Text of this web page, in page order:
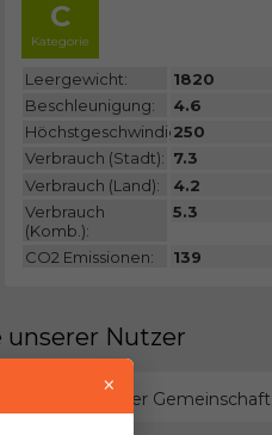
C
Kategorie
Leergewicht: 1820
Beschleunigung:
4.6
Höchstgeschwindigkeit:
250
Verbrauch (Stadt): 7.3
Verbrauch (Land):
4.2
Verbrauch
(Komb.):
5.3
CO2 Emissionen: 139
Nutzer
in unserer Gemeinschaft
×